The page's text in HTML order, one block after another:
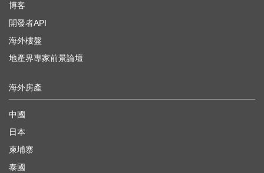
博客
開發者API
海外樓盤
地產界專家前景論壇
海外房產
中國
日本
柬埔寨
泰國